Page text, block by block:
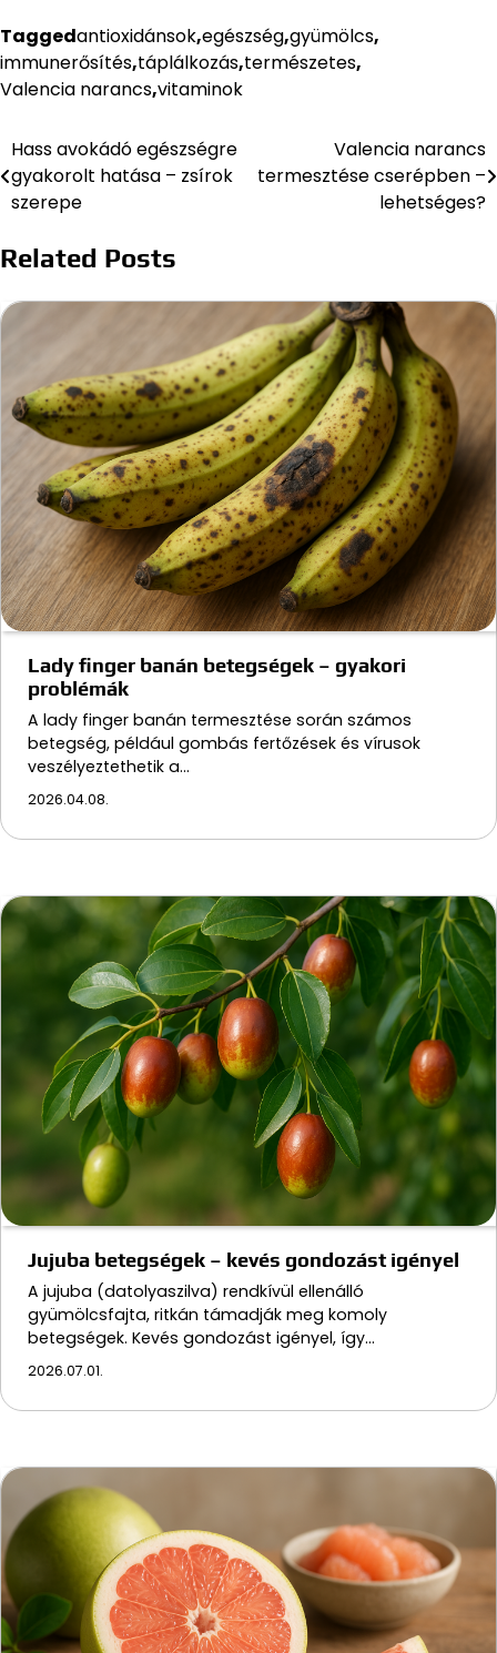
Taggedantioxidánsok,egészség,gyümölcs,
immunerősítés,táplálkozás,természetes,
Valencia narancs,vitaminok
Bejegyzés
navigáció
Hass avokádó egészségre
gyakorolt hatása – zsírok
szerepe
Valencia narancs
termesztése cserépben –
lehetséges?
Related Posts
Lady finger banán betegségek – gyakori
problémák
A lady finger banán termesztése során számos
betegség, például gombás fertőzések és vírusok
veszélyeztethetik a…
2026.04.08.
Jujuba betegségek – kevés gondozást igényel
A jujuba (datolyaszilva) rendkívül ellenálló
gyümölcsfajta, ritkán támadják meg komoly
betegségek. Kevés gondozást igényel, így…
2026.07.01.